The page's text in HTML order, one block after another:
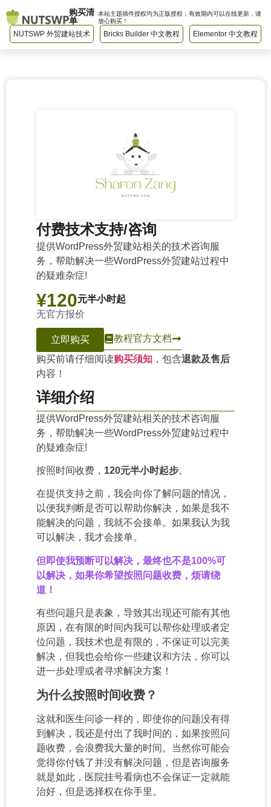
购买清
单
本站主题插件授权均为正版授权，有效期内可以在线更新，请
放心购买！
NUTSWP 外贸建站技术 Bricks Builder 中文教程 Elementor 中文教程
付费技术支持/咨询
提供WordPress外贸建站相关的技术咨询服
务，帮助解决一些WordPress外贸建站过程中
的疑难杂症!
¥120元半小时起
无官方报价
立即购买 教程官方文档
购买前请仔细阅读购买须知 ，包含退款及售后
内容！
详细介绍
提供WordPress外贸建站相关的技术咨询服
务，帮助解决一些WordPress外贸建站过程中
的疑难杂症!
按照时间收费， 120元半小时起步。
在提供支持之前，我会向你了解问题的情况，
以便我判断是否可以帮助你解决，如果是我不
能解决的问题，我就不会接单。如果我认为我
可以解决，我才会接单。
但即使我预断可以解决，最终也不是100%可
以解决，如果你希望按照问题收费，烦请绕
道！
有些问题只是表象，导致其出现还可能有其他
原因，在有限的时间内我可以帮你处理或者定
位问题，我技术也是有限的，不保证可以完美
解决，但我也会给你一些建议和方法，你可以
进一步处理或者寻求解决方案！
为什么按照时间收费？
这就和医生问诊一样的，即使你的问题没有得
到解决，我还是付出了我时间的，如果按照问
题收费，会浪费我大量的时间。当然你可能会
觉得你付钱了并没有解决问题，但是咨询服务
就是如此，医院挂号看病也不会保证一定就能
治好，但是选择权在你手里。